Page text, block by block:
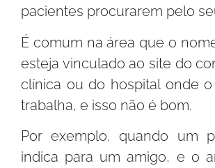
pacientes procurarem pelo
É comum na área que o
esteja vinculado ao site do
clínica ou do hospital onde o
trabalha, e isso não é bom.
Por exemplo, quando um
indica para um amigo, e o